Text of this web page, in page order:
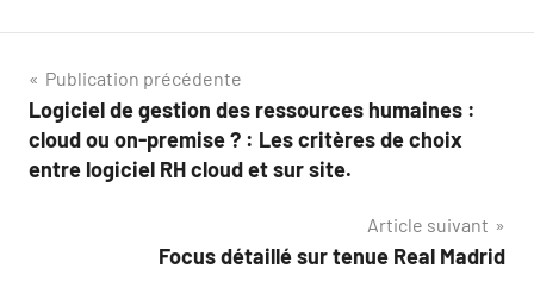
Navigation
de
l’article
Publication précédente
Logiciel de gestion des ressources humaines :
cloud ou on-premise ? : Les critères de choix
entre logiciel RH cloud et sur site.
Article suivant
Focus détaillé sur tenue Real Madrid